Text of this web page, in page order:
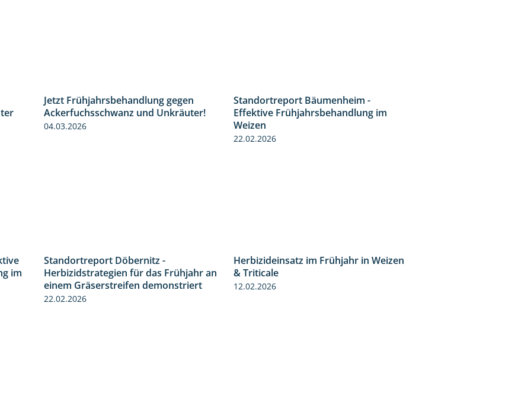
1:31 1:09
Jetzt Frühjahrsbehandlung gegen
Ackerfuchsschwanz und Unkräuter!
04.03.2026
4:20
Standortreport Bäumenheim -
Effektive Frühjahrsbehandlung im
Weizen
22.02.2026
4:32
im
3:32
Standortreport Döbernitz -
Herbizidstrategien für das Frühjahr an
einem Gräserstreifen demonstriert
22.02.2026
Herbizideinsatz im Frühjahr in Weizen
& Triticale
12.02.2026